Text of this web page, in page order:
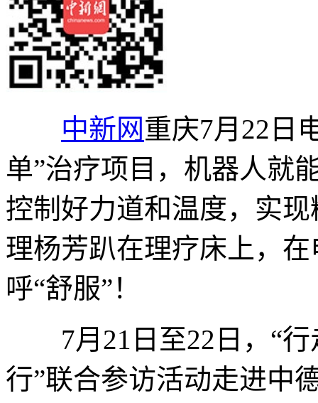
中新网重庆7月22日
单”治疗项目，机器人就
控制好力道和温度，实
理杨芳趴在理疗床上，
呼“舒服”！
7月21日至22日，“行
行”联合参访活动走进中